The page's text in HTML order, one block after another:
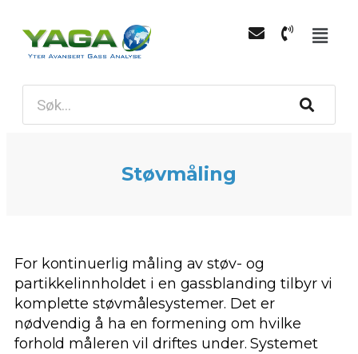
Støvmåling
For kontinuerlig måling av støv- og
partikkelinnholdet i en gassblanding tilbyr vi
komplette støvmålesystemer. Det er
nødvendig å ha en formening om hvilke
forhold måleren vil driftes under. Systemet